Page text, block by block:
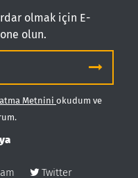
olmak için E-
olun.
Metnini okudum ve
Twitter